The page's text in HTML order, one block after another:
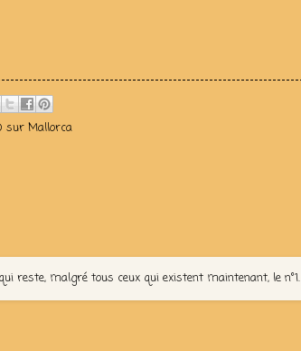
sur Mallorca
reste, malgré tous ceux qui existent maintenant, le n°1.